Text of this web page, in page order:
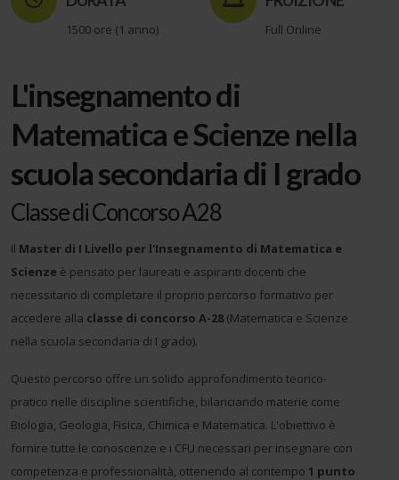
1500 ore (1 anno) Full Online
L'insegnamento di
Matematica e Scienze nella
scuola secondaria di I grado
Classe di Concorso A28
Il Master di I Livello per l'Insegnamento di Matematica e
Scienze è pensato per laureati e aspiranti docenti che
necessitano di completare il proprio percorso formativo per
accedere alla classe di concorso A-28(Matematica e Scienze
nella scuola secondaria di I grado).
Questo percorso offre un solido approfondimento teorico-
pratico nelle discipline scientifiche, bilanciando materie come
Biologia, Geologia, Fisica, Chimica e Matematica. L'obiettivo è
fornire tutte le conoscenze e i CFU necessari per insegnare con
competenza e professionalità, ottenendo al contempo 1 punto